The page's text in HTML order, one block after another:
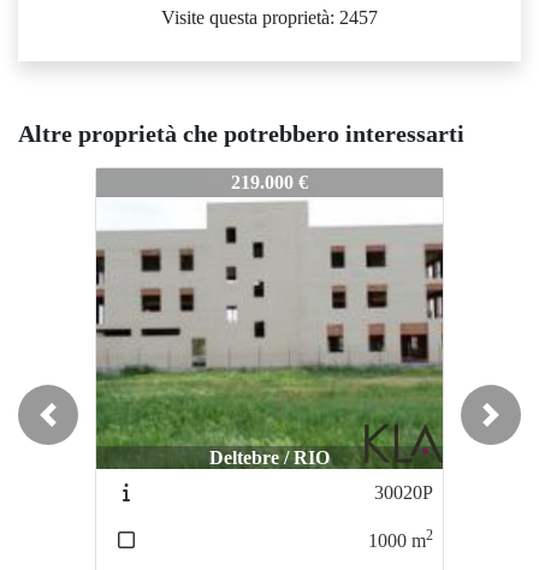
Visite questa proprietà: 2457
Altre proprietà che potrebbero interessarti
219.000 €
Deltebre / RIO
30020P
1000 m2
30045P
La Ràpita / centro
Previous Next